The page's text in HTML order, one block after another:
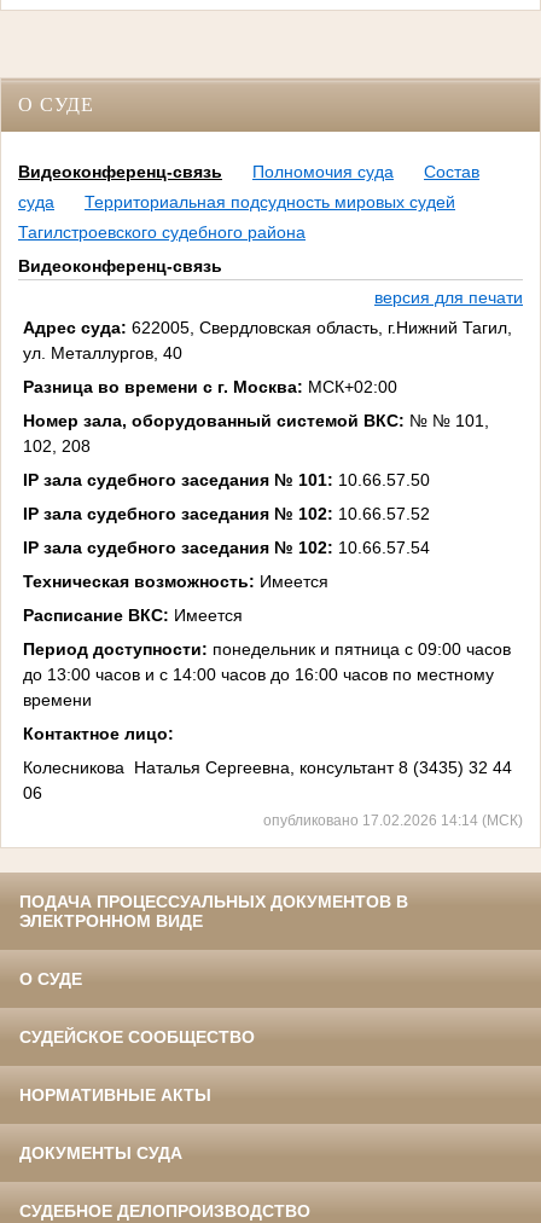
О СУДЕ
Видеоконференц-связь Полномочия суда
Состав
суда
Территориальная подсудность мировых судей
Тагилстроевского судебного района
Видеоконференц-связь
версия для печати
Адрес суда: 622005, Свердловская область, г.Нижний Тагил,
ул. Металлургов, 40
Разница во времени с г. Москва: МСК+02:00
Номер зала, оборудованный системой ВКС: № № 101,
102, 208
IP зала судебного заседания № 101: 10.66.57.50
IP зала судебного заседания № 102: 10.66.57.52
IP зала судебного заседания № 102: 10.66.57.54
Техническая возможность: Имеется
Расписание ВКС: Имеется
Период доступности: понедельник и пятница с 09:00 часов
до 13:00 часов и с 14:00 часов до 16:00 часов по местному
времени
Контактное лицо:
Колесникова Наталья Сергеевна, консультант 8 (3435) 32 44
06
опубликовано 17.02.2026 14:14 (МСК)
ПОДАЧА ПРОЦЕССУАЛЬНЫХ ДОКУМЕНТОВ В
ЭЛЕКТРОННОМ ВИДЕ
О СУДЕ
СУДЕЙСКОЕ СООБЩЕСТВО
НОРМАТИВНЫЕ АКТЫ
ДОКУМЕНТЫ СУДА
СУДЕБНОЕ ДЕЛОПРОИЗВОДСТВО